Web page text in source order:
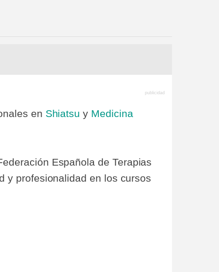
en Shiatsu y Medicina
Española de Terapias
y profesionalidad en los cursos